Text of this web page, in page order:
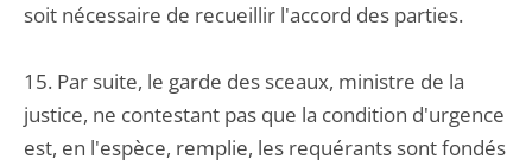
soit nécessaire de recueillir l'accord des parties.
15. Par suite, le garde des sceaux, ministre de la
justice, ne contestant pas que la condition d'urgence
est, en l'espèce, remplie, les requérants sont fondés